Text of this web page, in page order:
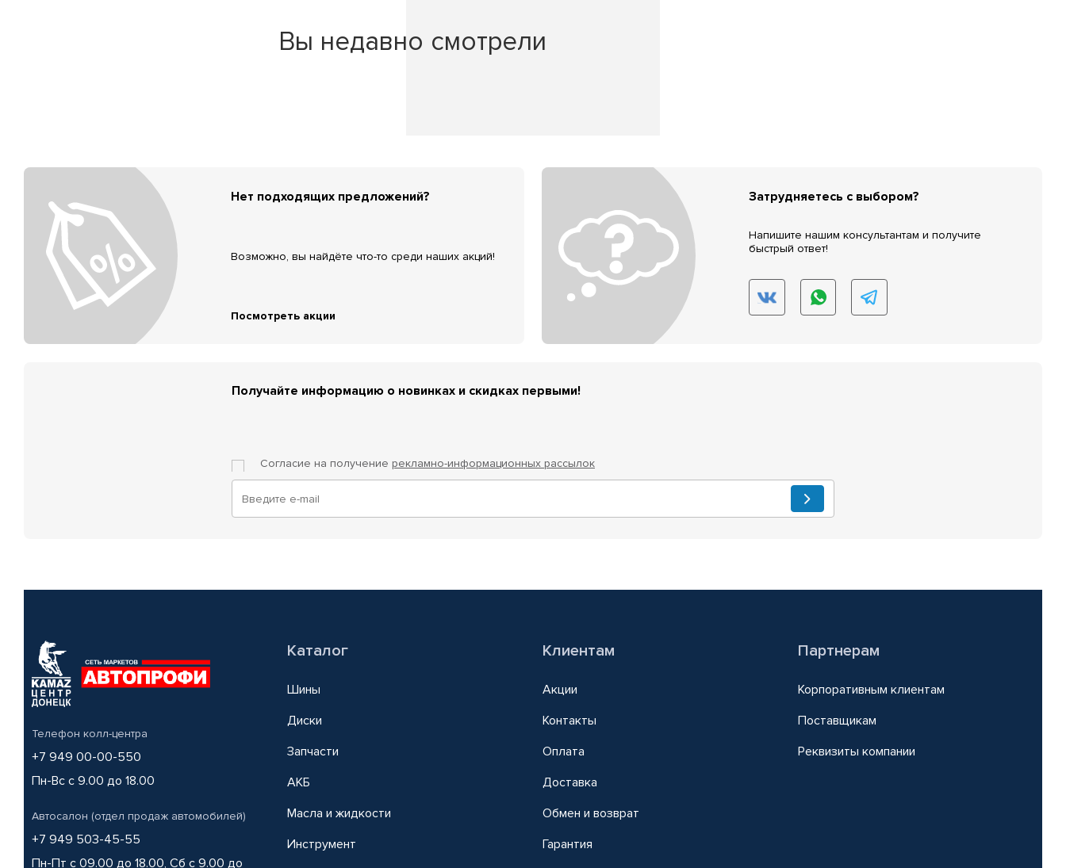
Вы недавно смотрели
Нет подходящих предложений?
Возможно, вы найдёте что-то среди наших акций!
Посмотреть акции
Затрудняетесь с выбором?
Напишите нашим консультантам и получите
быстрый ответ!
Получайте информацию о новинках и скидках первыми!
Согласие на получение рекламно-информационных рассылок
Телефон колл-центра
+7 949 00-00-550
Пн-Вс с 9.00 до 18.00
Автосалон (отдел продаж автомобилей)
+7 949 503-45-55
Пн-Пт с 09.00 до 18.00, Сб с 9.00 до
Каталог
Шины
Диски
Запчасти
АКБ
Масла и жидкости
Инструмент
Клиентам
Акции
Контакты
Оплата
Доставка
Обмен и возврат
Гарантия
Партнерам
Корпоративным клиентам
Поставщикам
Реквизиты компании